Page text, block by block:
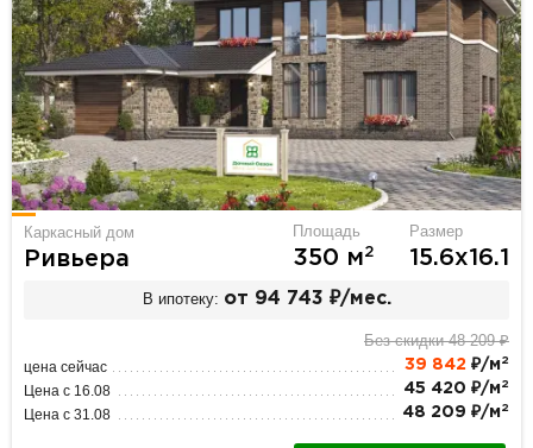
Каркасный дом
Ривьера
Площадь
350 м2
Размер
15.6х16.1
В ипотеку: от 94 743 ₽/мес.
Без скидки 48 209 ₽
цена сейчас 39 842 ₽/м 2
Цена с 16.08 45 420 ₽/м 2
Цена с 31.08 48 209 ₽/м 2